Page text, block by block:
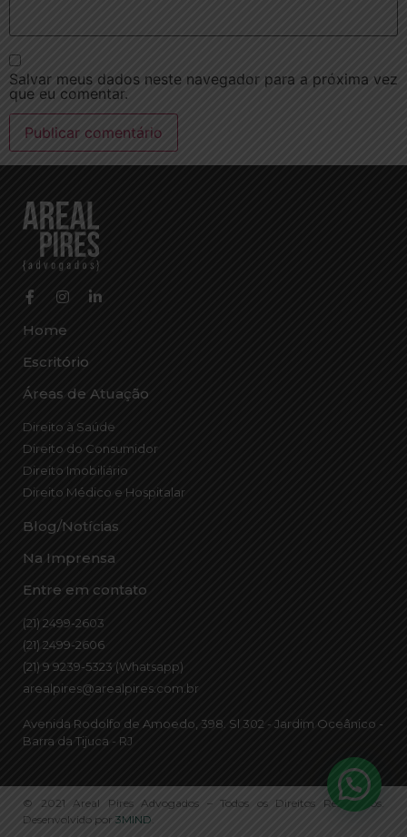
Salvar meus dados neste navegador para a próxima vez
que eu comentar.
Home
Escritório
Áreas de Atuação
Direito à Saúde
Direito do Consumidor
Direito Imobiliário
Direito Médico e Hospitalar
Blog/Notícias
Na Imprensa
Entre em contato
(21) 2499-2603
(21) 2499-2606
(21) 9 9239-5323 (Whatsapp)
arealpires@arealpires.com.br
Avenida Rodolfo de Amoedo, 398. Sl 302 - Jardim Oceânico -
Barra da Tijuca - RJ
© 2021 Areal Pires Advogados – Todos os Direitos Reservados.
Desenvolvido por 3MIND